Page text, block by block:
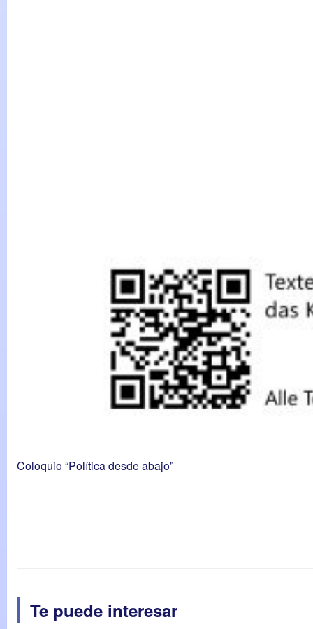
Coloquio “Política desde abajo”
Te puede interesar